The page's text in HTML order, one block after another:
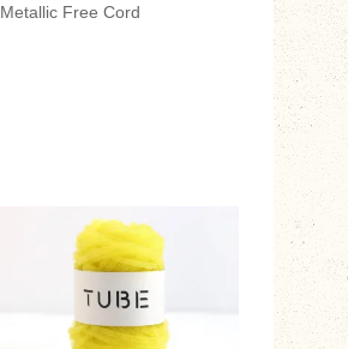
Metallic Free Cord